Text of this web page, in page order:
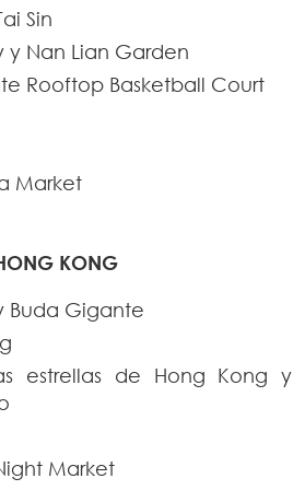
Sin
y Nan Lian Garden
Rooftop Basketball Court
Market
KONG
Buda Gigante
estrellas de Hong Kong y
Market